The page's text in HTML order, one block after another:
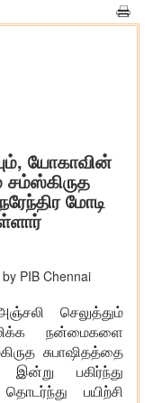
யோகாவின்
சம்ஸ்கிருத
மோடி
by PIB Chennai
செலுத்தும்
நன்மைகளை
சுபாஷிதத்தை
இன்று பகிர்ந்து
பயிற்சி